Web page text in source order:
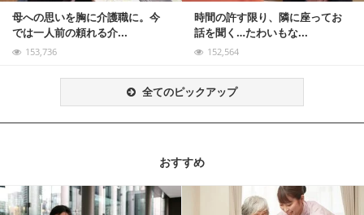
母への思いを胸に介護職に。今
では一人前の頼れる介...
153,736
時間の許す限り、隣に座ってお
話を聞く…たわいもな...
152,564
全てのピックアップ
おすすめ
記事を読む